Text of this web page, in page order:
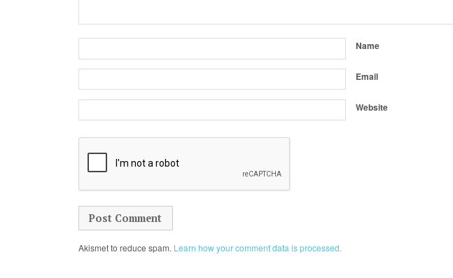
Name
Email
Website
Akismet to reduce spam. Learn how your comment data is processed.